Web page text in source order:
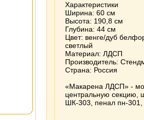
Характеристики
Ширина: 60 см
Высота: 190,8 см
Глубина: 44 см
Цвет: венге/дуб
светлый
Материал: ЛДСП
Производитель:
Страна: Россия
«Макарена ЛДСП» -
центральную
ШК-303, пенал пн-301,